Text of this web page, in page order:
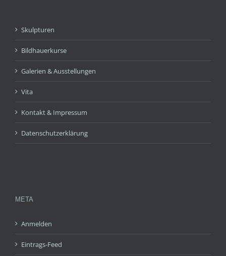
Skulpturen
Bildhauerkurse
Galerien & Ausstellungen
Vita
Kontakt & Impressum
Datenschutzerklärung
META
Anmelden
Eintrags-Feed